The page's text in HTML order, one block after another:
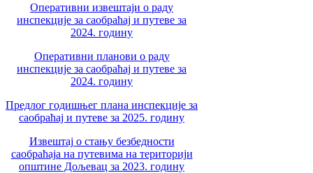
Оперативни извештаји о раду
инспекције за саобраћај и путеве за
2024. годину
Оперативни планови о раду
инспекције за саобраћај и путеве за
2024. годину
Предлог годишњег плана инспекције за
саобраћај и путеве за 2025. годину
Извештај о стању безбедности
саобраћаја на путевима на територији
општине Дољевац за 2023. годину